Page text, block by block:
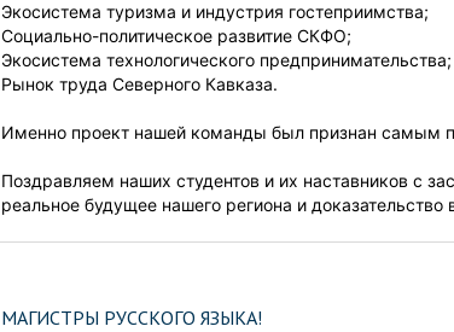
Экосистема туризма и индустрия гостеприимства;
Социально-политическое развитие СКФО;
Экосистема технологического предпринимательства;
Рынок труда Северного Кавказа.
Именно проект нашей команды был признан самым
Поздравляем наших студентов и их наставников с
реальное будущее нашего региона и
МАГИСТРЫ РУССКОГО ЯЗЫКА!